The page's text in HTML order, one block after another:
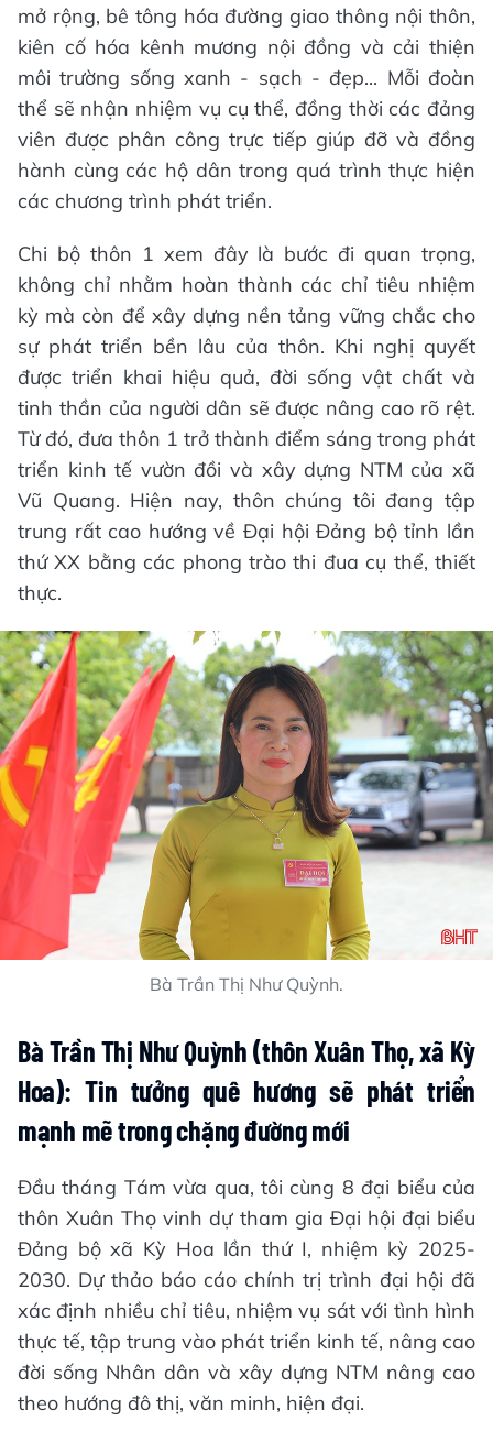
mở rộng, bê tông hóa đường giao thông nội thôn,
kiên cố hóa kênh mương nội đồng và cải thiện
môi trường sống xanh - sạch - đẹp... Mỗi đoàn
thể sẽ nhận nhiệm vụ cụ thể, đồng thời các đảng
viên được phân công trực tiếp giúp đỡ và đồng
hành cùng các hộ dân trong quá trình thực hiện
các chương trình phát triển.
Chi bộ thôn 1 xem đây là bước đi quan trọng,
không chỉ nhằm hoàn thành các chỉ tiêu nhiệm
kỳ mà còn để xây dựng nền tảng vững chắc cho
sự phát triển bền lâu của thôn. Khi nghị quyết
được triển khai hiệu quả, đời sống vật chất và
tinh thần của người dân sẽ được nâng cao rõ rệt.
Từ đó, đưa thôn 1 trở thành điểm sáng trong phát
triển kinh tế vườn đồi và xây dựng NTM của xã
Vũ Quang. Hiện nay, thôn chúng tôi đang tập
trung rất cao hướng về Đại hội Đảng bộ tỉnh lần
thứ XX bằng các phong trào thi đua cụ thể, thiết
thực.
Bà Trần Thị Như Quỳnh.
Bà Trần Thị Như Quỳnh (thôn Xuân Thọ, xã Kỳ
Hoa): Tin tưởng quê hương sẽ phát triển
mạnh mẽ trong chặng đường mới
Đầu tháng Tám vừa qua, tôi cùng 8 đại biểu của
thôn Xuân Thọ vinh dự tham gia Đại hội đại biểu
Đảng bộ xã Kỳ Hoa lần thứ I, nhiệm kỳ 2025-
2030. Dự thảo báo cáo chính trị trình đại hội đã
xác định nhiều chỉ tiêu, nhiệm vụ sát với tình hình
thực tế, tập trung vào phát triển kinh tế, nâng cao
đời sống Nhân dân và xây dựng NTM nâng cao
theo hướng đô thị, văn minh, hiện đại.